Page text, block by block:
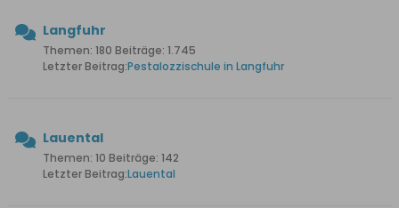
Langfuhr
Themen: 180 Beiträge: 1.745
Letzter Beitrag:Pestalozzischule in Langfuhr
Lauental
Themen: 10 Beiträge: 142
Letzter Beitrag:Lauental